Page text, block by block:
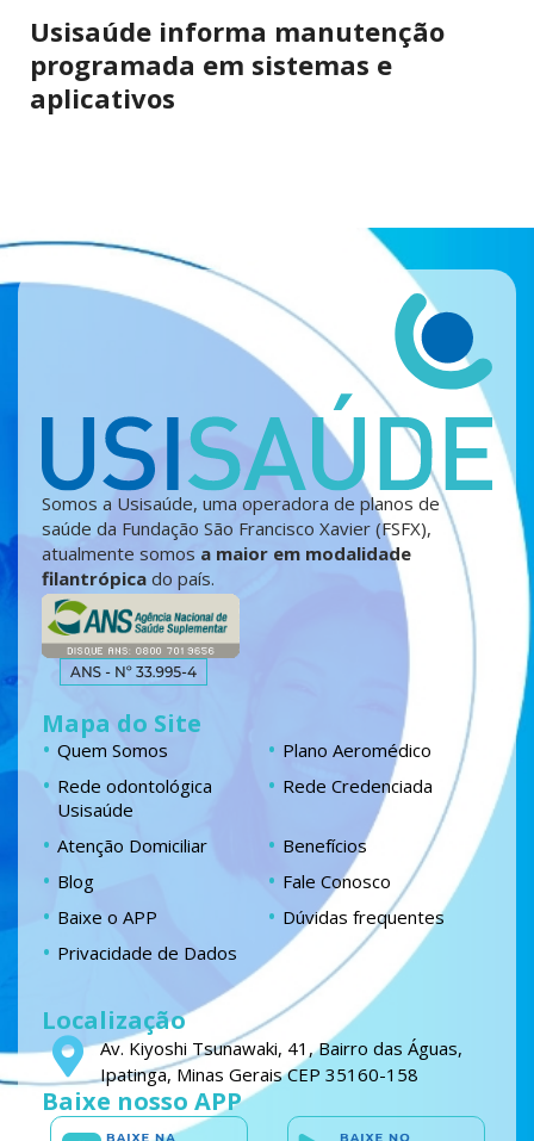
Usisaúde informa manutenção
programada em sistemas e
aplicativos
Somos a Usisaúde, uma operadora de planos de
saúde da Fundação São Francisco Xavier (FSFX),
atualmente somos a maior em modalidade
filantrópica do país.
Mapa do Site
Quem Somos
Plano Aeromédico
Rede odontológica
Usisaúde
Rede Credenciada
Atenção Domiciliar
Benefícios
Blog
Fale Conosco
Baixe o APP
Dúvidas frequentes
Privacidade de Dados
Localização
Av. Kiyoshi Tsunawaki, 41, Bairro das Águas,
Ipatinga, Minas Gerais CEP 35160-158
Baixe nosso APP